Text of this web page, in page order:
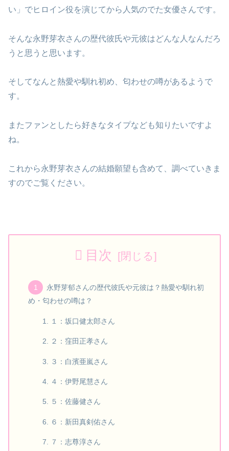
い」でヒロイン役を演じてから人気のでた女優さんです。
そんな永野芽衣さんの歴代彼氏や元彼はどんな人なんだろ
うと思うと思います。
そしてなんと熱愛や馴れ初め、匂わせの噂があるようで
す。
またファンとしたら好きなタイプなども知りたいですよ
ね。
これから永野芽衣さんの結婚願望も含めて、調べていきま
すのでご覧ください。
目次
永野芽郁さんの歴代彼氏や元彼は？熱愛や馴れ初
め・匂わせの噂は？
１：坂口健太郎さん
２：窪田正孝さん
３：白濱亜嵐さん
４：伊野尾慧さん
５：佐藤健さん
６：新田真剣佑さん
７：志尊淳さん